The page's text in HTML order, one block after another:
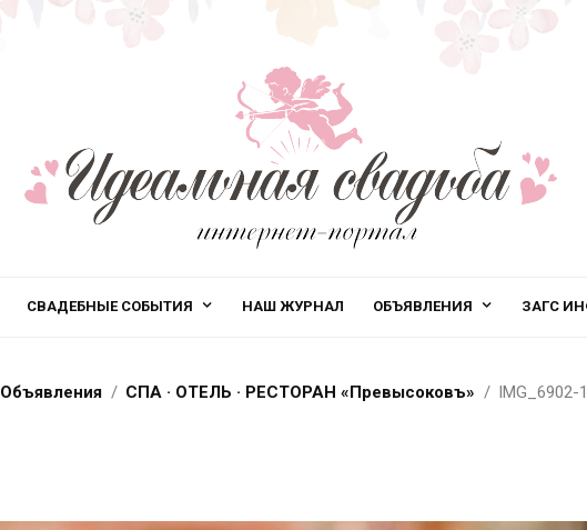
СВАДЕБНЫЕ СОБЫТИЯ НАШ ЖУРНАЛ ОБЪЯВЛЕНИЯ ЗАГС
Объявления СПА · ОТЕЛЬ · РЕСТОРАН «Превысоковъ» IMG_6902-